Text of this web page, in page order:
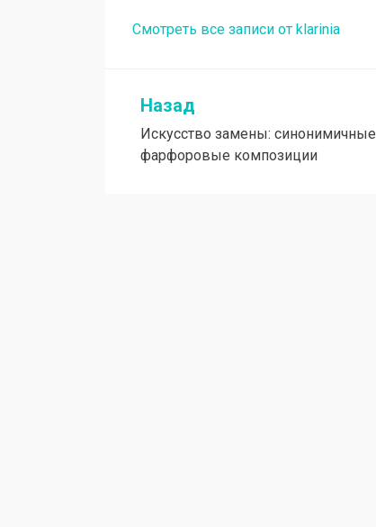
Смотреть все записи от klarinia
Навигация
по
Назад
Искусство замены: синонимичные
фарфоровые композиции